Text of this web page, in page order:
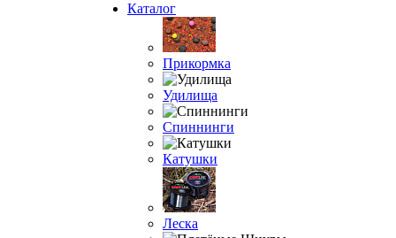
Каталог
Прикормка
Удилища
Спиннинги
Катушки
Леска